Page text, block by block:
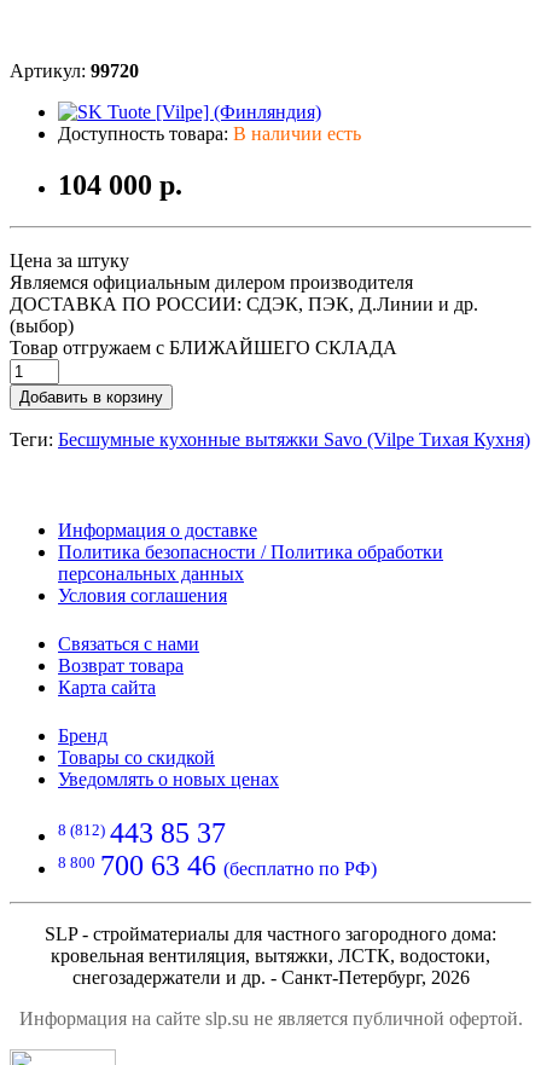
Артикул: 99720
Доступность товара: В наличии есть
104 000 р.
Цена за штуку
Являемся официальным дилером производителя
ДОСТАВКА ПО РОССИИ: СДЭК, ПЭК, Д.Линии и др.
(выбор)
Товар отгружаем с БЛИЖАЙШЕГО СКЛАДА
Добавить в корзину
Теги: Бесшумные кухонные вытяжки Savo (Vilpe Тихая Кухня)
Информация о доставке
Политика безопасности / Политика обработки
персональных данных
Условия соглашения
Связаться с нами
Возврат товара
Карта сайта
Бренд
Товары со скидкой
Уведомлять о новых ценах
8 (812) 443 85 37
8 800 700 63 46 (бесплатно по РФ)
SLP - стройматериалы для частного загородного дома:
кровельная вентиляция, вытяжки, ЛСТК, водостоки,
снегозадержатели и др. - Санкт-Петербург, 2026
Информация на сайте slp.su не является публичной офертой.